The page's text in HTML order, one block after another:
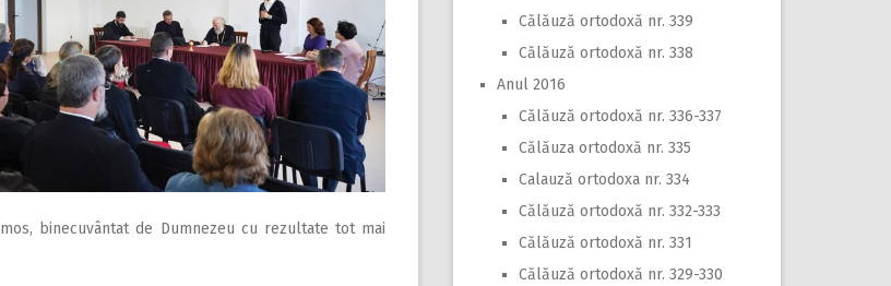
binecuvântat de Dumnezeu cu rezultate tot mai
Călăuză ortodoxă nr. 339
Călăuză ortodoxă nr. 338
Anul 2016
Călăuză ortodoxă nr. 336-337
Călăuza ortodoxă nr. 335
Calauză ortodoxa nr. 334
Călăuză ortodoxă nr. 332-333
Călăuză ortodoxă nr. 331
Călăuză ortodoxă nr. 329-330